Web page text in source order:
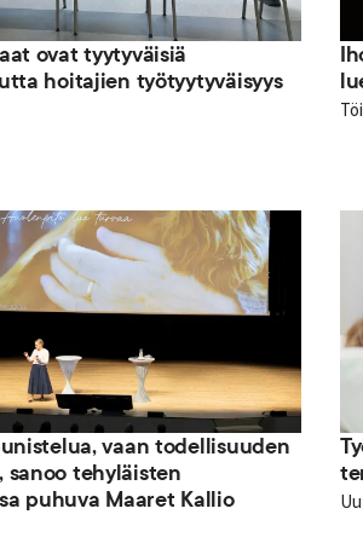
ovat tyytyväisiä
hoitajien työtyytyväisyys
vaan todellisuuden
sanoo tehyläisten
puhuva Maaret Kallio